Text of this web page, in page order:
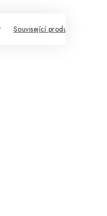
Související produkty